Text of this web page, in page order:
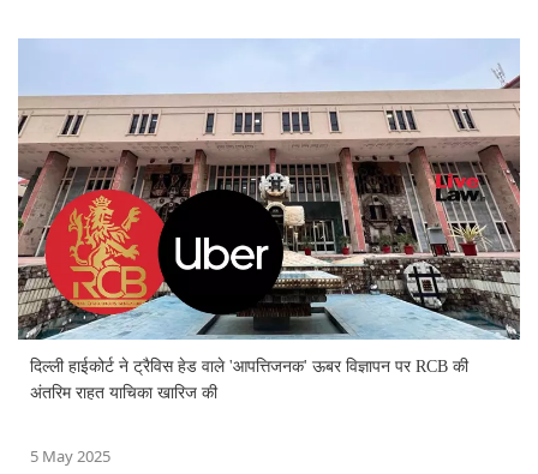
दिल्ली हाईकोर्ट ने ट्रैविस हेड वाले 'आपत्तिजनक' ऊबर विज्ञापन पर RCB की
अंतरिम राहत याचिका खारिज की
5 May 2025